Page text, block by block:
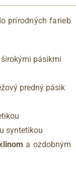
prírodných farieb
pásikmi
predný pásik
syntetikou
a ozdobným